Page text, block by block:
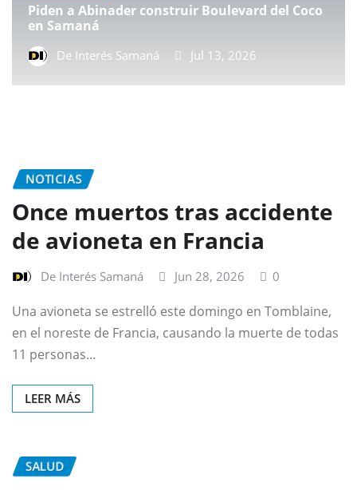
Piden a Abinader construir Boulevard del Coco
en Samaná
De Interés Samaná Jul 13, 2026
NOTICIAS
Once muertos tras accidente
de avioneta en Francia
De Interés Samaná Jun 28, 2026 0
Una avioneta se estrelló este domingo en Tomblaine,
en el noreste de Francia, causando la muerte de todas
11 personas…
LEER MÁS
SALUD